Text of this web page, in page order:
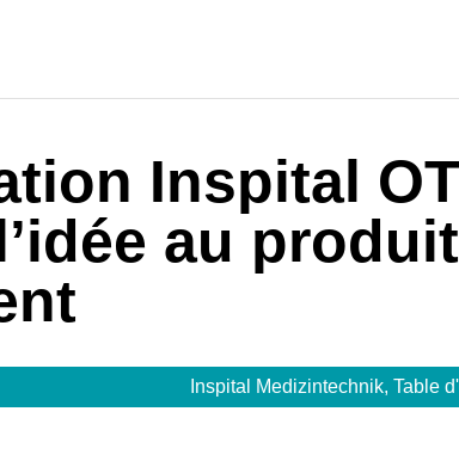
Inspital
au
Inspital Medizintechnik, Table